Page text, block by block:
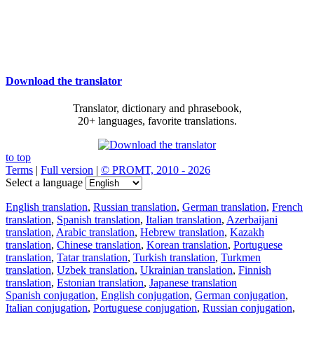
Download the translator
Translator, dictionary and phrasebook,
20+ languages, favorite translations.
to top
Terms | Full version | © PROMT, 2010 - 2026
Select a language
English translation, Russian translation, German translation, French
translation, Spanish translation, Italian translation, Azerbaijani
translation, Arabic translation, Hebrew translation, Kazakh
translation, Chinese translation, Korean translation, Portuguese
translation, Tatar translation, Turkish translation, Turkmen
translation, Uzbek translation, Ukrainian translation, Finnish
translation, Estonian translation, Japanese translation
Spanish conjugation, English conjugation, German conjugation,
Italian conjugation, Portuguese conjugation, Russian conjugation,